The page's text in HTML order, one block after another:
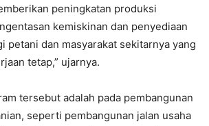
peningkatan produksi
kemiskinan dan penyediaan
petani dan masyarakat sekitarnya yang
tetap,” ujarnya.
tersebut adalah pada pembangunan
seperti pembangunan jalan usaha